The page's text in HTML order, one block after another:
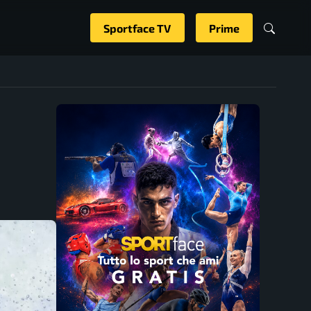
Sportface TV Prime